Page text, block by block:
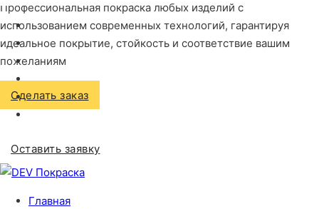
Оставить заявку
Главная
Профессиональная покраска любых изделий с
использованием современных технологий, гарантируя
идеальное покрытие, стойкость и соответствие вашим
пожеланиям
Сделать заказ